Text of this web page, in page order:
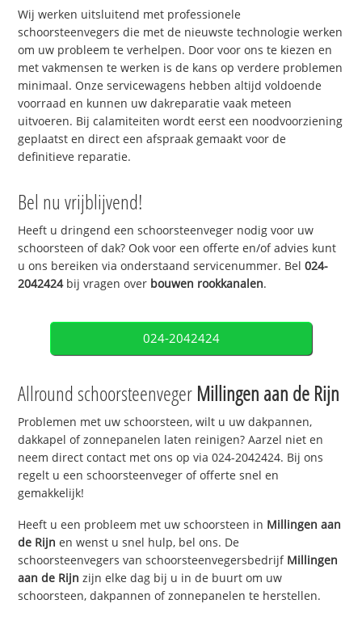
Wij werken uitsluitend met professionele
schoorsteenvegers die met de nieuwste technologie werken
om uw probleem te verhelpen. Door voor ons te kiezen en
met vakmensen te werken is de kans op verdere problemen
minimaal. Onze servicewagens hebben altijd voldoende
voorraad en kunnen uw dakreparatie vaak meteen
uitvoeren. Bij calamiteiten wordt eerst een noodvoorziening
geplaatst en direct een afspraak gemaakt voor de
definitieve reparatie.
Bel nu vrijblijvend!
Heeft u dringend een schoorsteenveger nodig voor uw
schoorsteen of dak? Ook voor een offerte en/of advies kunt
u ons bereiken via onderstaand servicenummer. Bel024-
2042424bij vragen over bouwen rookkanalen.
024-2042424
Allround schoorsteenveger Millingen aan de Rijn
Problemen met uw schoorsteen, wilt u uw dakpannen,
dakkapel of zonnepanelen laten reinigen? Aarzel niet en
neem direct contact met ons op via 024-2042424. Bij ons
regelt u een schoorsteenveger of offerte snel en
gemakkelijk!
Heeft u een probleem met uw schoorsteen in Millingen aan
de Rijn en wenst u snel hulp, bel ons. De
schoorsteenvegers van schoorsteenvegersbedrijf Millingen
aan de Rijn zijn elke dag bij u in de buurt om uw
schoorsteen, dakpannen of zonnepanelen te herstellen.